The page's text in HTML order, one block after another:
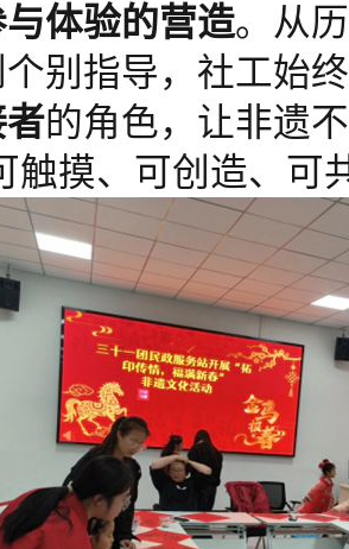
体验的营造。从
别指导，社工始
的角色，让非遗
触摸、可创造、可